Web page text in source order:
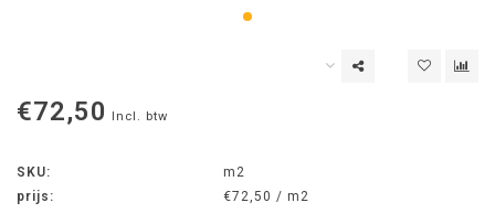
€72,50 Incl. btw
SKU:
m2
prijs:
€72,50 / m2